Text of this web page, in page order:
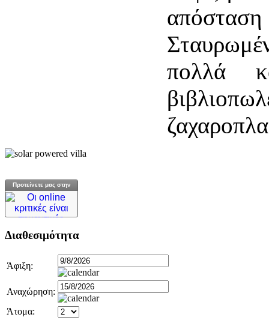
πολλά
Προτείνετε μας στην
Διαθεσιμότητα
Άφιξη:
Αναχώρηση:
Άτομα: